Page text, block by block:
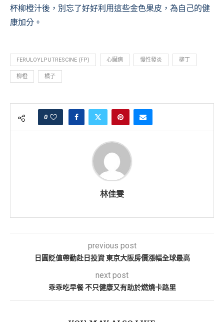
杯柳橙汁後，別忘了好好利用這些金色果皮，為自己的健
康加分。
FERULOYLPUTRESCINE (FP) 心臟病 慢性發炎 柳丁
柳橙 橘子
0
林佳雯
previous post
日圓貶值帶動赴日投資 東京大阪房價漲幅全球最高
next post
乖乖吃早餐 不只健康又有助於燃燒卡路里